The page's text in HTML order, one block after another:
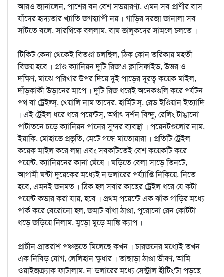
আরও জানালেন, পাশের বন বেশ সভয়ারণ্য, এমন সব প্রাণীর বাস
যাঁদের হৃদ্যতার খ্যাতি জগদ্ব্যাপী নয় । গাড়ির দরজা জানালা সব
সাঁটতে বলে, সারথিকে বললাম, বাঘ ভালুকদের সামলে চলতে ।
টিকিট কেনা থেকেই বিতণ্ডা চলছিল, ঠিক কোন তরিকায় মহতী
বিজয় হবে । গ্রাণ্ড ক্যানিয়ন দুটি রিজ'এ ক্লাসিফাইড, উত্তর ও
দক্ষিণ, মাঝে পরিখার উপর দিয়ে দুই পাড়ের দূরত্ব কয়েক মাইল,
দাঁড়কাকী উড়ানের মাপে । দুটি রিজ ধরেই অনেকগুলি করে পর্যটন
পথ বা ট্রেইল্স্‌, খেয়ালি নাম তাদের, হার্মিট'স্‌, রেড ইণ্ডিয়ান ইত্যাদি
। এই ট্রেইল ধরে ধরে পয়েন্টস্‌, অর্থাৎ দর্শন বিন্দু, রেলিং টাঙানো
পাটাতনে চড়ে ক্যানিয়ন পানের সুন্দর ব্যবস্থা । পয়েনটগুলোর নাম,
ইয়াকি, মোহাভে প্রভৃতি, মেটে গন্ধে মাতোয়ারা । প্রতিটি ট্র্রেইল
কয়েক মাইল করে লম্বা এবং সবকটিতেই বেশ কয়েকটি করে
পয়েন্ট, ক্যানিয়নের কানা ঘেঁষে । ঘড়িতে বেলা সাড়ে তিনটে,
আগামী ঘন্টা দুয়েকের মধ্যেই ন'ডলারের পর্য্যাপ্তি নিকিয়ে. নিতে
হবে, এমনই জনমত । ঠিক হল সবার কাছের ট্রেইল ধরে যে কটা
পয়েন্ট কভার করা যায়, হবে । প্রথম পয়েন্টে এক ঝাঁক গাড়ির মধ্যে
পার্ক করে বেরোনো হল, জমাট বাঁধা ঠাণ্ডা, পুরোনো রেন কোটটা
ধড়ে জড়িয়ে নিলাম, মুড়ো মুড়ে মাঙ্কি ক্যাপ ।
প্রাচীন প্রাতরাশ পঞ্চভূতে মিলেছে কখন । চারজনের মধ্যেই তখন
এক নিবিড় যোগ, লেলিহান ক্ষুধার । তাছাড়া ঠাণ্ডা ভীষণ, আমি
ওয়াইজক্র্যাক ফাটালাম, ন' ডলারের মধ্যে সেন্ট্রাল হীটিং'টা পড়ছে